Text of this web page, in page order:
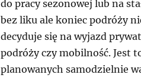
do pracy sezonowej lub na
bez liku ale koniec podróży
decyduje się na wyjazd
podróży czy mobilność. Jest
planowanych samodzielnie